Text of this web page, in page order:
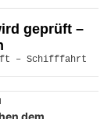
geprüft –
dem